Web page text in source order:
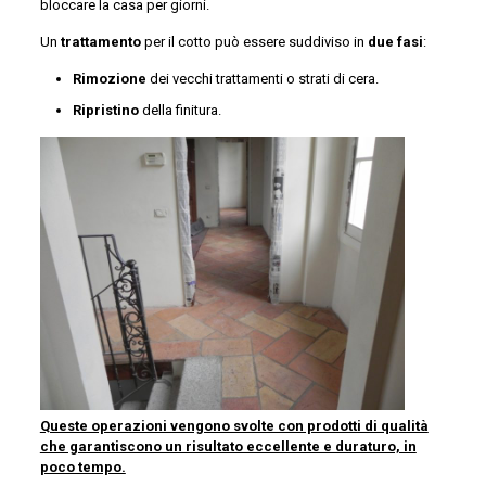
bloccare la casa per giorni.
Un trattamentoper il cotto può essere suddiviso in due fasi:
Rimozione dei vecchi trattamenti o strati di cera.
Ripristino della finitura.
Queste operazioni vengono svolte con prodotti di qualità
che garantiscono un risultato eccellente e duraturo, in
poco tempo.